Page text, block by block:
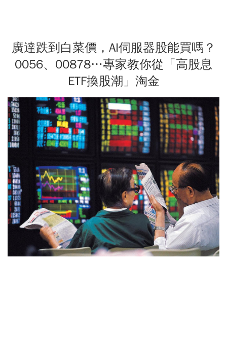
廣達跌到白菜價，AI伺服器股能買嗎？
0056、00878…專家教你從「高股息
ETF換股潮」淘金